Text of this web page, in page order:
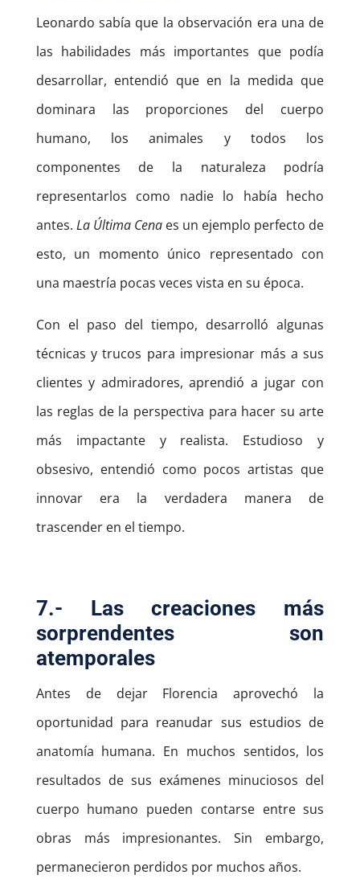
Leonardo sabía que la observación era una de
las habilidades más importantes que podía
desarrollar, entendió que en la medida que
dominara las proporciones del cuerpo
humano, los animales y todos los
componentes de la naturaleza podría
representarlos como nadie lo había hecho
antes. La Última Cenaes un ejemplo perfecto de
esto, un momento único representado con
una maestría pocas veces vista en su época.
Con el paso del tiempo, desarrolló algunas
técnicas y trucos para impresionar más a sus
clientes y admiradores, aprendió a jugar con
las reglas de la perspectiva para hacer su arte
más impactante y realista. Estudioso y
obsesivo, entendió como pocos artistas que
innovar era la verdadera manera de
trascender en el tiempo.
7.- Las creaciones más
sorprendentes son
atemporales
Antes de dejar Florencia aprovechó la
oportunidad para reanudar sus estudios de
anatomía humana. En muchos sentidos, los
resultados de sus exámenes minuciosos del
cuerpo humano pueden contarse entre sus
obras más impresionantes. Sin embargo,
permanecieron perdidos por muchos años.